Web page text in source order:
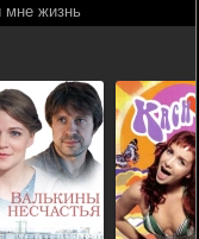
мне жизнь